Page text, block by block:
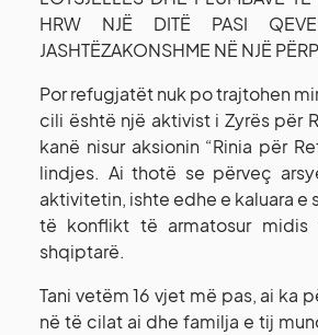
HRW NJË DITË PASI
JASHTËZAKONSHME NË NJË
Por refugjatët nuk po trajtohen
cili është një aktivist i Zyrës për
kanë nisur aksionin “Rinia për
lindjes. Ai thotë se përveç
aktivitetin, ishte edhe e kaluara
të konflikt të armatosur midis
shqiptarë.
Tani vetëm 16 vjet më pas, ai ka
në të cilat ai dhe familja e tij